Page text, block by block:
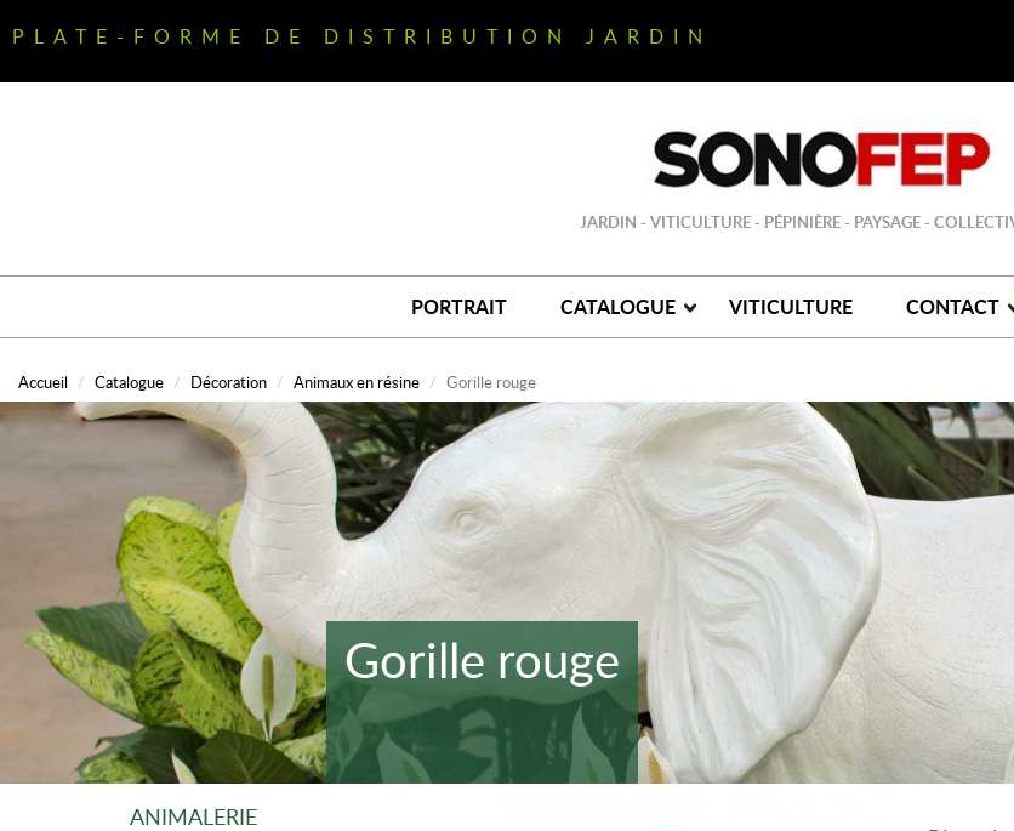
au
principal
PLATE-FORME DE DISTRIBUTION JARDIN
JARDIN - VITICULTURE - PÉPINIÈRE - PAYSAGE -
PORTRAIT CATALOGUE VITICULTURE CONTACT
Accueil Catalogue Décoration Animaux en résine Gorille rouge
Gorille rouge
ANIMALERIE